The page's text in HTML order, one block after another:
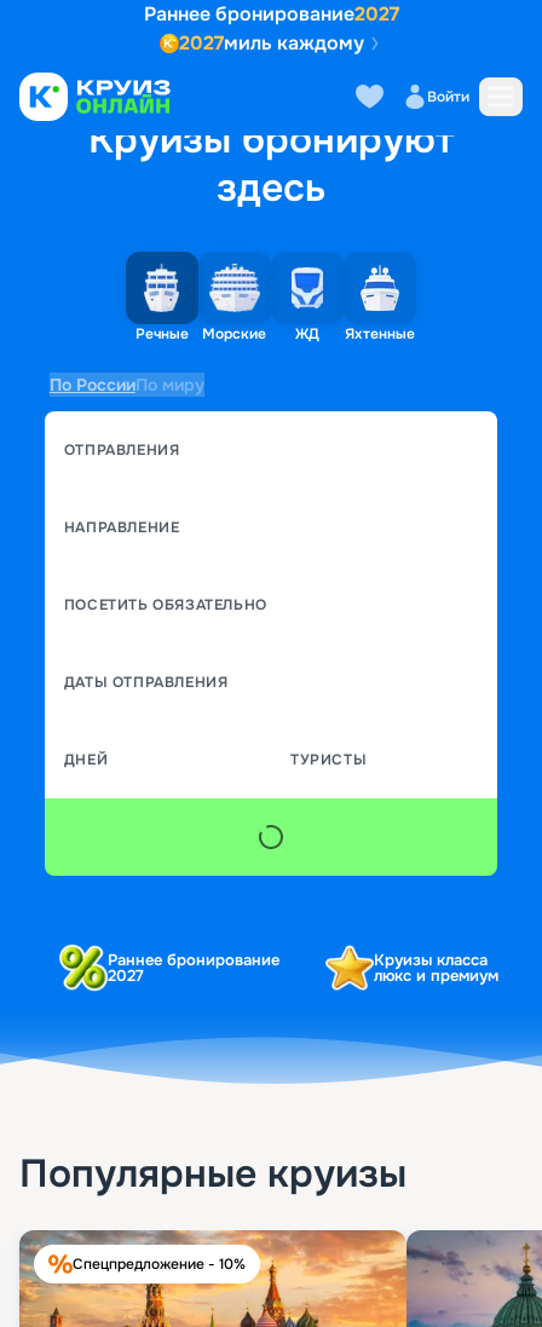
Раннее бронирование2027
2027миль каждому
Войти
Круизы бронируют
здесь
Речные Морские ЖД Яхтенные
По РоссииПо миру
ОТПРАВЛЕНИЯ
НАПРАВЛЕНИЕ
ПОСЕТИТЬ ОБЯЗАТЕЛЬНО
ДАТЫ ОТПРАВЛЕНИЯ
ДНЕЙ ТУРИСТЫ
Раннее бронирование
2027
Круизы класса
люкс и премиум
Популярные круизы
Спецпредложение - 10%